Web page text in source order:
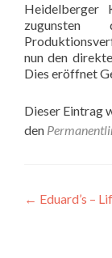
Heidelberger
nun den
Dies eröffnet
Dieser Eintrag
den
← Eduard’s –